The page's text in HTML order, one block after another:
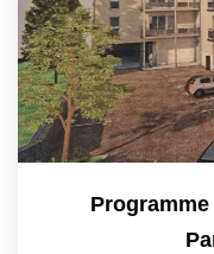
Programme